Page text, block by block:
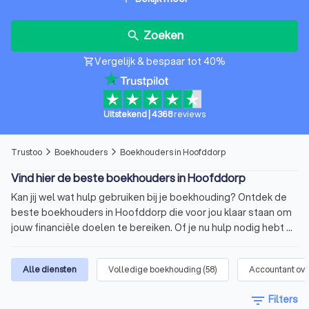
search Zoeken
shopping_cartVergelijk & bespaar tot 40%
Uitstekend 4368reviews
Trustoo arrow_forward_ios Boekhouders arrow_forward_ios Boekhouders in Hoofddorp
Vind hier de beste boekhouders in Hoofddorp
Kan jij wel wat hulp gebruiken bij je boekhouding? Ontdek de
beste boekhouders in Hoofddorp die voor jou klaar staan om
jouw financiële doelen te bereiken. Of je nu hulp nodig hebt bij
financiële planning. Via Trustoo vind je gemakkelijk de beste
boekhouders uit Hoofddorp. Wij hebben zorgvuldig een top 10
Deze boekhouders hebben een gemiddelde Trustoo Score
Alle diensten Volledige boekhouding (58) Accountant
filter_list Filters